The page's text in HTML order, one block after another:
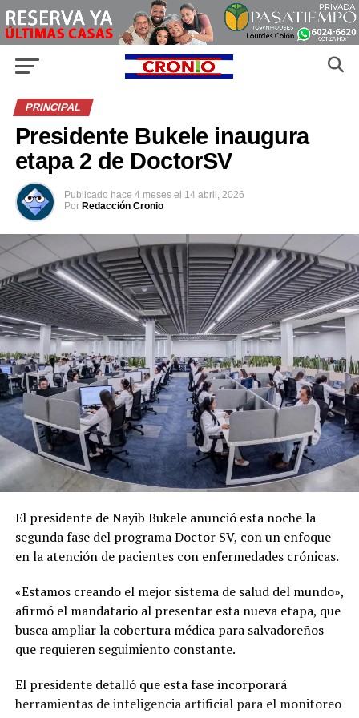
PRINCIPAL
Presidente Bukele inaugura
etapa 2 de DoctorSV
Publicado hace 4 meses el 14 abril, 2026
Por Redacción Cronio
El presidente de Nayib Bukele anunció esta noche la
segunda fase del programa Doctor SV, con un enfoque
en la atención de pacientes con enfermedades crónicas.
«Estamos creando el mejor sistema de salud del mundo»,
afirmó el mandatario al presentar esta nueva etapa, que
busca ampliar la cobertura médica para salvadoreños
que requieren seguimiento constante.
El presidente detalló que esta fase incorporará
herramientas de inteligencia artificial para el monitoreo